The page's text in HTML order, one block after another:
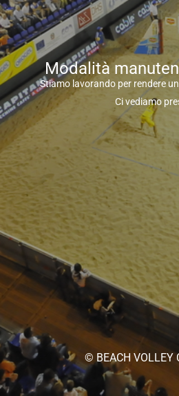
Modalità
Stiamo lavorando per rendere
Ci vediamo
© BEACH VOLLEY